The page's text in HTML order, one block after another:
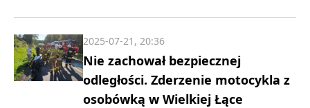
Nie zachował bezpiecznej
odległości. Zderzenie motocykla z
osobówką w Wielkiej Łące
2025-07-21, 20:36